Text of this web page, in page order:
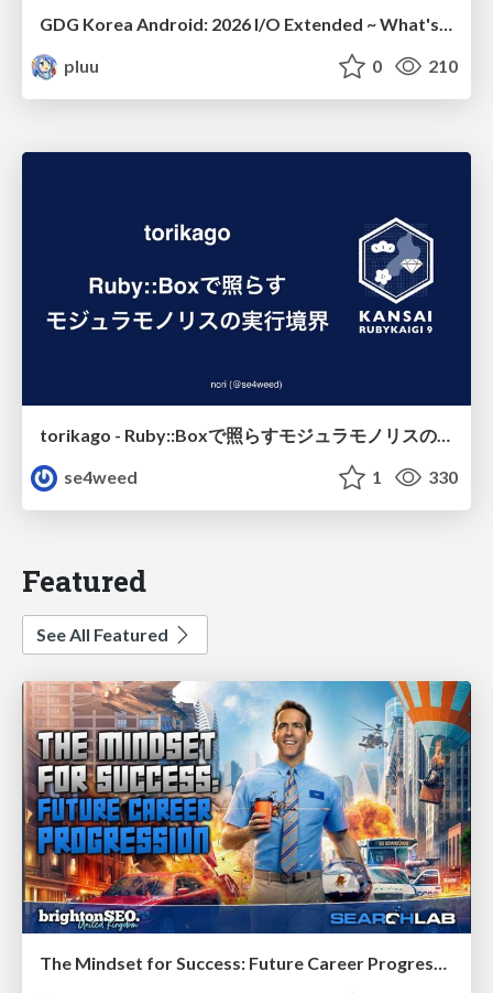
GDG Korea Android: 2026 I/O Extended ~ What's new in Android development tools
pluu
0 210
se4weed
1 330
Featured
See All Featured
The Mindset for Success: Future Career Progression